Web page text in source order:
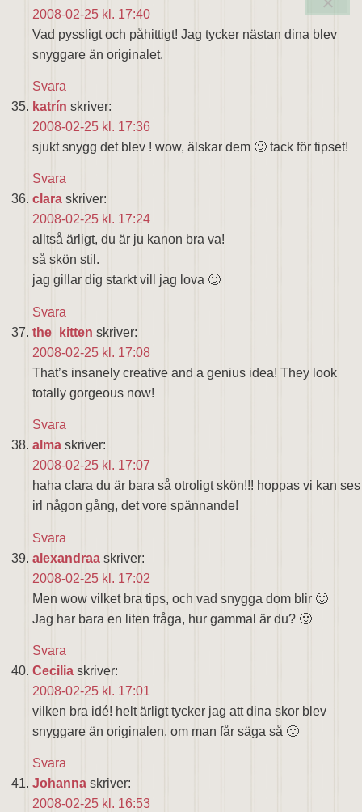
2008-02-25 kl. 17:40
Vad pyssligt och påhittigt! Jag tycker nästan dina blev
snyggare än originalet.
Svara
katrín skriver:
2008-02-25 kl. 17:36
sjukt snygg det blev ! wow, älskar dem 🙂 tack för tipset!
Svara
clara skriver:
2008-02-25 kl. 17:24
alltså ärligt, du är ju kanon bra va!
så skön stil.
jag gillar dig starkt vill jag lova 🙂
Svara
the_kitten skriver:
2008-02-25 kl. 17:08
That’s insanely creative and a genius idea! They look
totally gorgeous now!
Svara
alma skriver:
2008-02-25 kl. 17:07
haha clara du är bara så otroligt skön!!! hoppas vi kan ses
irl någon gång, det vore spännande!
Svara
alexandraa skriver:
2008-02-25 kl. 17:02
Men wow vilket bra tips, och vad snygga dom blir 🙂
Jag har bara en liten fråga, hur gammal är du? 🙂
Svara
Cecilia skriver:
2008-02-25 kl. 17:01
vilken bra idé! helt ärligt tycker jag att dina skor blev
snyggare än originalen. om man får säga så 🙂
Svara
Johanna skriver:
2008-02-25 kl. 16:53